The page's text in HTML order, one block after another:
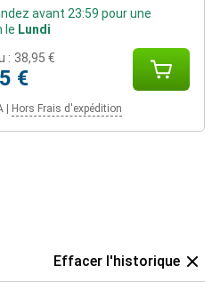
avant 23:59 pour une
le Lundi
: 38,95 €
€
Hors Frais d'expédition
Effacer l'historique